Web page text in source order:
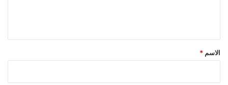
*
الاسم *